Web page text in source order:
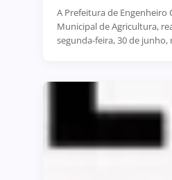
A Prefeitura de Engenheiro
Municipal de Agricultura,
segunda-feira, 30 de junho,